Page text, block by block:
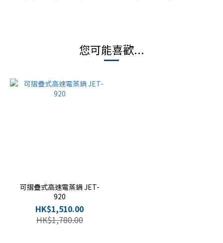
您可能喜歡...
可摺疊式高速電蒸鍋 JET-
920
HK$1,510.00
HK$1,780.00